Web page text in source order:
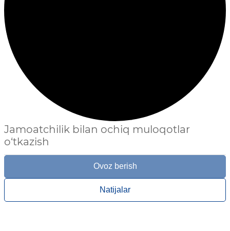
Jamoatchilik bilan ochiq muloqotlar
o‘tkazish
Ovoz berish
Natijalar